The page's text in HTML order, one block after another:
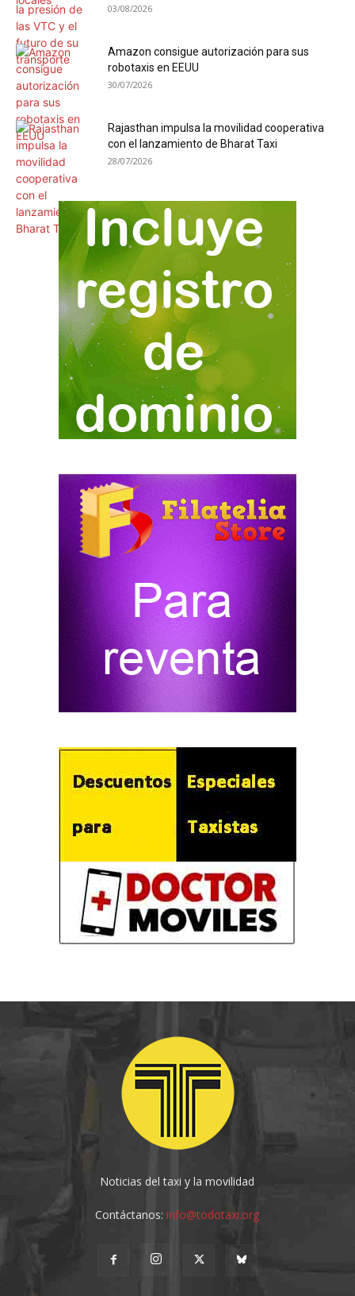
03/08/2026
Amazon consigue autorización para sus
robotaxis en EEUU
30/07/2026
Rajasthan impulsa la movilidad cooperativa
con el lanzamiento de Bharat Taxi
28/07/2026
Noticias del taxi y la movilidad
Contáctanos:info@todotaxi.org